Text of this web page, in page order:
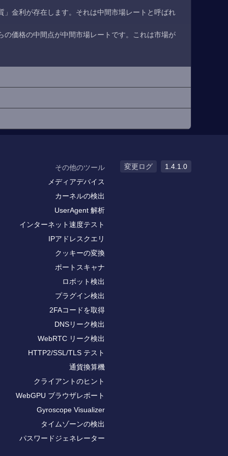
金利が存在します。それは中間市場レートと呼ばれ
価格の中間点が中間市場レートです。これは市場が
その他のツール
メディアデバイス
カーネルの検出
UserAgent 解析
インターネット速度テスト
IPアドレスクエリ
クッキーの変換
ポートスキャナ
ロボット検出
プラグイン検出
2FAコードを取得
DNSリーク検出
WebRTC リーク検出
HTTP2/SSL/TLS テスト
通貨換算機
クライアントのヒント
WebGPU ブラウザレポート
Gyroscope Visualizer
タイムゾーンの検出
パスワードジェネレーター
変更ログ 1.4.1.0